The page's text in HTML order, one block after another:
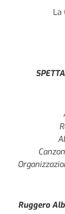
La
Ruggero